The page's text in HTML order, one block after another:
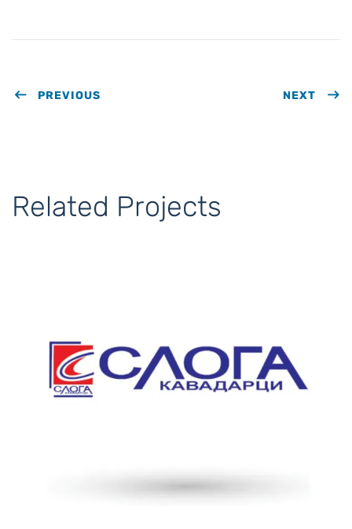
PREVIOUS NEXT
Related Projects